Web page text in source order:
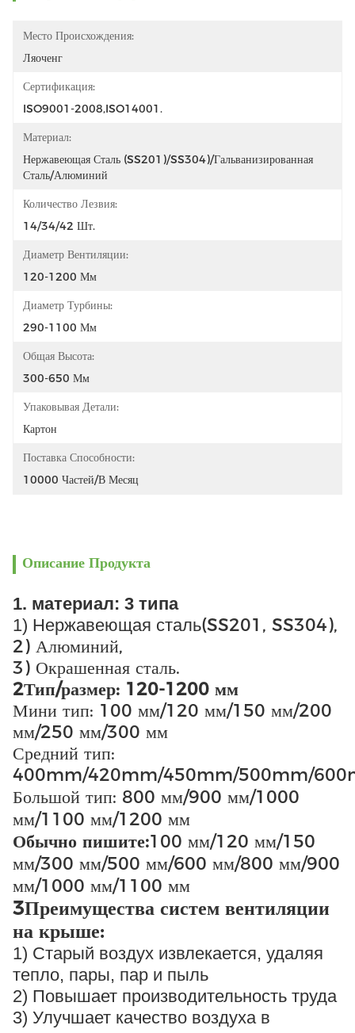
Место Происхождения:
Ляоченг
Сертификация:
ISO9001-2008,ISO14001.
Материал:
Нержавеющая Сталь (SS201)/SS304)/Гальванизированная
Сталь/Алюминий
Количество Лезвия:
14/34/42 Шт.
Диаметр Вентиляции:
120-1200 Мм
Диаметр Турбины:
290-1100 Мм
Общая Высота:
300-650 Мм
Упаковывая Детали:
Картон
Поставка Способности:
10000 Частей/в Месяц
Описание Продукта
1. материал: 3 типа
1) Нержавеющая сталь(SS201, SS304),
2) Алюминий,
3) Окрашенная сталь.
2Тип/размер: 120-1200 мм
Мини тип: 100 мм/120 мм/150 мм/200
мм/250 мм/300 мм
Средний тип:
400mm/420mm/450mm/500mm/
Большой тип: 800 мм/900 мм/1000
мм/1100 мм/1200 мм
Обычно пишите:100 мм/120 мм/150
мм/300 мм/500 мм/600 мм/800 мм/900
мм/1000 мм/1100 мм
3Преимущества систем вентиляции
на крыше:
1) Старый воздух извлекается, удаляя
тепло, пары, пар и пыль
2) Повышает производительность труда
3) Улучшает качество воздуха в